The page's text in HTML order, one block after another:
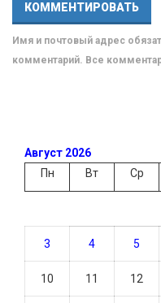
Имя и почтовый адрес
комментарий. Все
Август 2026
Пн
Вт Ср
3 4 5
10 11 12